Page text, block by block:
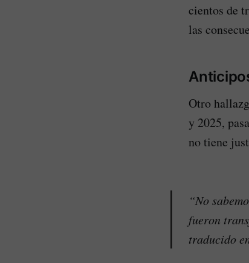
cientos de
las
Otro
y 2025,
no tiene
“No
fueron
traducido